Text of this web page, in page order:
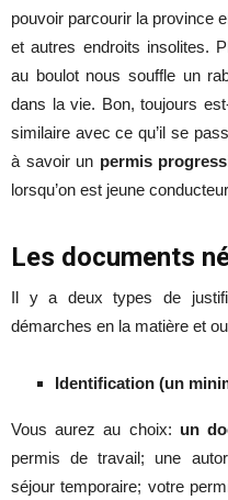
pouvoir parcourir la province
et autres endroits insolites.
au boulot nous souffle un
dans la vie. Bon, toujours
similaire avec ce qu’il se
à savoir un permis
lorsqu’on est jeune
Les documents
Il y a deux types de
démarches en la matière et
Identification (un
Vous aurez au choix: un
permis de travail; une
séjour temporaire; votre